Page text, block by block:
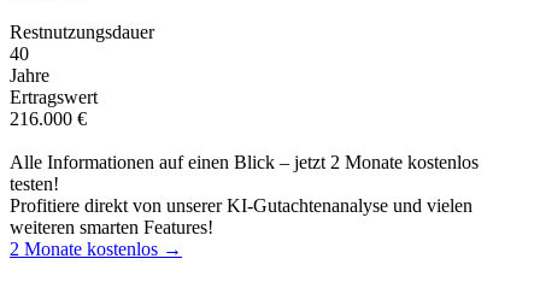
Restnutzungsdauer
40
Jahre
Ertragswert
216.000 €
Alle Informationen auf einen Blick – jetzt 2 Monate kostenlos
testen!
Profitiere direkt von unserer KI-Gutachtenanalyse und vielen
weiteren smarten Features!
2 Monate kostenlos →